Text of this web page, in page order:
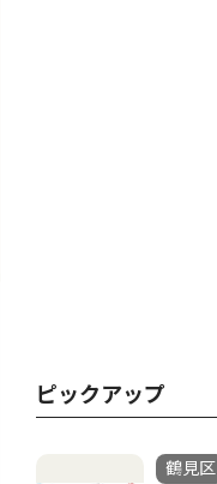
ピックアップ
鶴見区